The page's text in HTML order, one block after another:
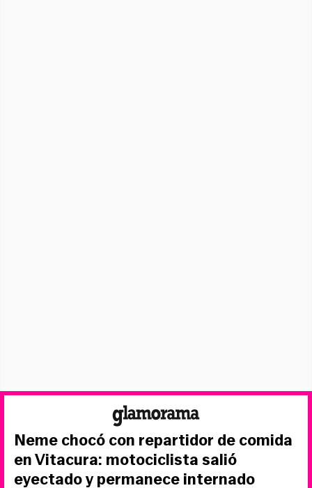
Neme chocó con repartidor de comida
en Vitacura: motociclista salió
eyectado y permanece internado